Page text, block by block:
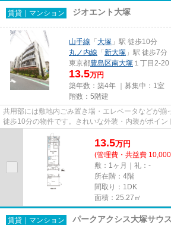
賃貸｜マンション ジオエント大塚
山手線 「 大塚 」駅 徒歩10分
丸ノ内線 「 新大塚 」駅 徒歩7分
東京都豊島区南大塚 １丁目2-20
13.5万円
築年数：築4年 ｜募集中： 1室
階数：5階建
共用部には敷地内ごみ置き場・エレベータなどが揃
徒歩10分の物件です。きれいな外装・内装がポイン
る、楽しく生活できるマンショ...
13.5万円
(管理費・共益費
敷：1ヶ月｜礼：-
所在階：4階
間取り：1DK
面積：25.27㎡
賃貸｜マンション パークアクシス大塚サウ